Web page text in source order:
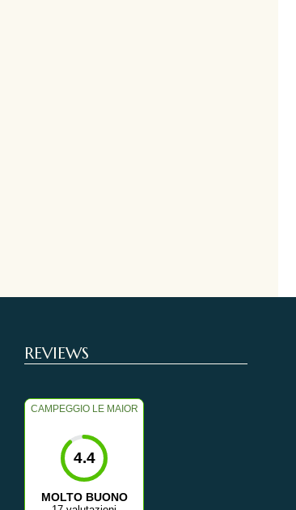
REVIEWS
CAMPEGGIO LE MAIOR
4.4
MOLTO BUONO